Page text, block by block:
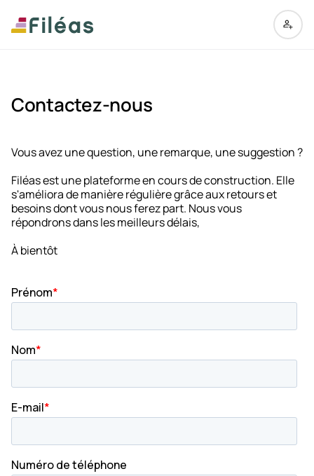
Contactez-nous
Vous avez une question, une remarque, une suggestion ?
Filéas est une plateforme en cours de construction. Elle
s'améliora de manière régulière grâce aux retours et
besoins dont vous nous ferez part. Nous vous
répondrons dans les meilleurs délais,
À bientôt